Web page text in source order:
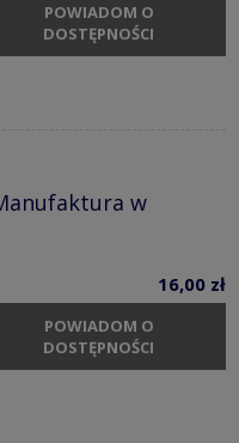
POWIADOM O
DOSTĘPNOŚCI
w
16,00 zł
POWIADOM O
DOSTĘPNOŚCI